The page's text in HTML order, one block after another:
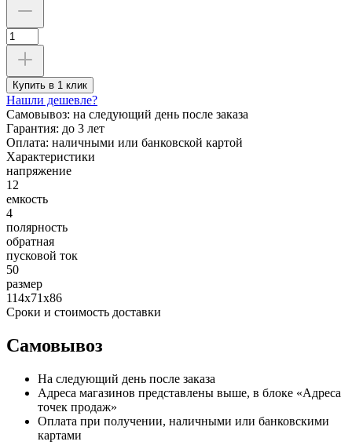
Купить в 1 клик
Нашли дешевле?
Самовывоз: на следующий день после заказа
Гарантия: до 3 лет
Оплата: наличными или банковской картой
Характеристики
напряжение
12
емкость
4
полярность
обратная
пусковой ток
50
размер
114х71х86
Сроки и стоимость доставки
Самовывоз
На следующий день после заказа
Адреса магазинов представлены выше, в блоке «Адреса
точек продаж»
Оплата при получении, наличными или банковскими
картами